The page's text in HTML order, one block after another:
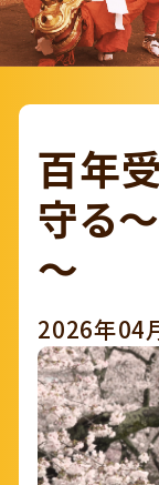
百年
守る
～
2026年04